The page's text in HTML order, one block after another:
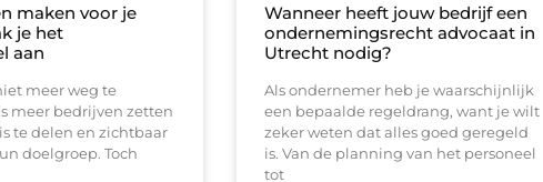
maken voor je
je het
aan
meer weg te
meer bedrijven zetten
te delen en zichtbaar
doelgroep. Toch
Wanneer heeft jouw bedrijf een
ondernemingsrecht advocaat in
Utrecht nodig?
Als ondernemer heb je waarschijnlijk
een bepaalde regeldrang, want je wilt
zeker weten dat alles goed geregeld
is. Van de planning van het personeel
tot